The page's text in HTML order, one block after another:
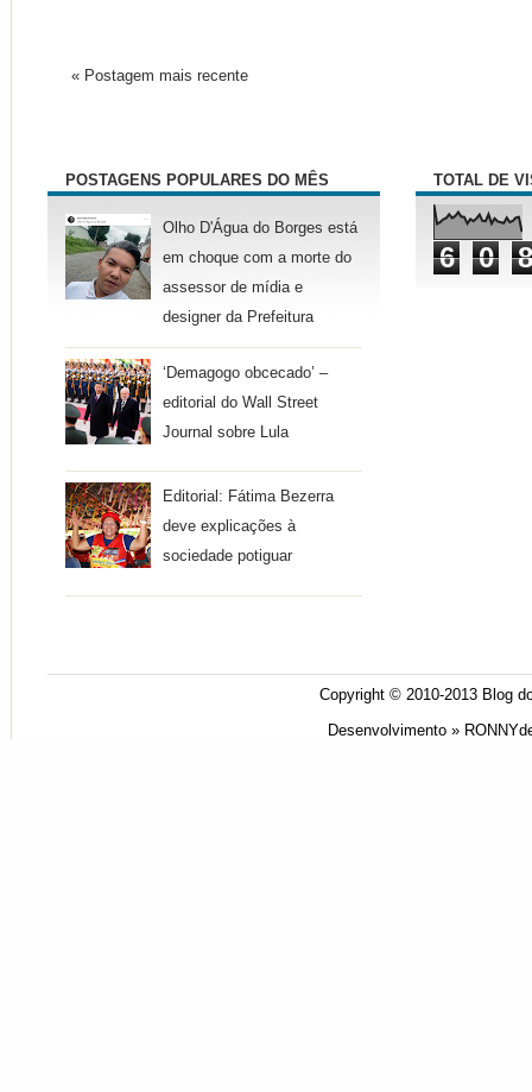
« Postagem mais recente
POSTAGENS POPULARES DO MÊS
Olho D'Água do Borges está
em choque com a morte do
assessor de mídia e
designer da Prefeitura
‘Demagogo obcecado’ –
editorial do Wall Street
Journal sobre Lula
Editorial: Fátima Bezerra
deve explicações à
sociedade potiguar
TOTAL DE
6 0 8
Copyright © 2010-2013 Blog
Desenvolvimento »